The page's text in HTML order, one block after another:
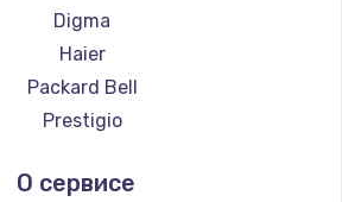
ноутбуков ZTE
ноутбуков Hiper
ноутбуков Evga
ноутбуков Google
ноутбуков Ardor
Digma
Haier
Packard Bell
Prestigio
Alienware
О сервисе